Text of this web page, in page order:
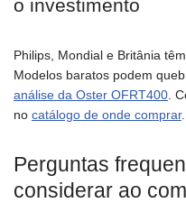
o investimento
Philips, Mondial e Britânia
Modelos baratos podem
análise da Oster OFRT400 .
no catálogo de onde comprar.
Perguntas
considerar ao